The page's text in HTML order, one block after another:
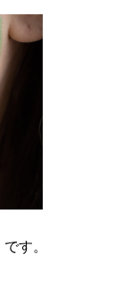
です。